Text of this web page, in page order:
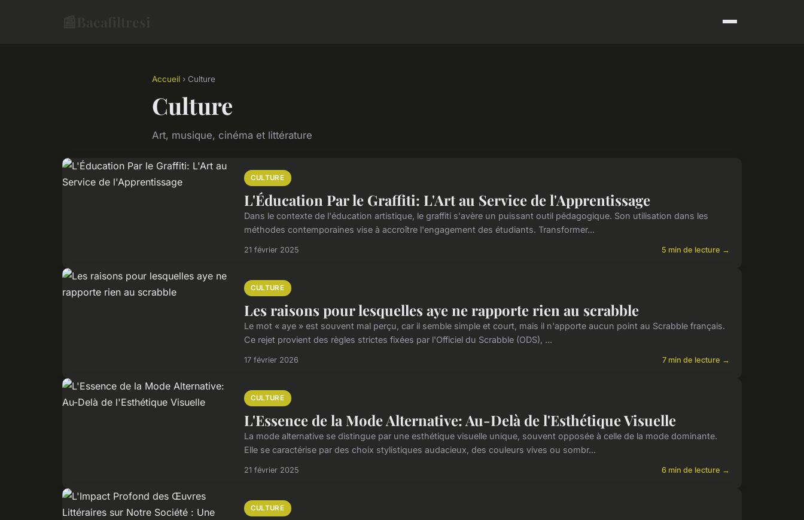
Accueil › Culture
Culture
Art, musique, cinéma et littérature
CULTURE
L'Éducation Par le Graffiti: L'Art au Service de l'Apprentissage
Dans le contexte de l'éducation artistique, le graffiti s'avère un puissant outil pédagogique. Son utilisation dans les
méthodes contemporaines vise à accroître l'engagement des étudiants. Transformer...
21 février 2025 5 min de lecture →
CULTURE
Les raisons pour lesquelles aye ne rapporte rien au scrabble
Le mot « aye » est souvent mal perçu, car il semble simple et court, mais il n'apporte aucun point au Scrabble français.
Ce rejet provient des règles strictes fixées par l'Officiel du Scrabble (ODS), ...
17 février 2026 7 min de lecture →
CULTURE
L'Essence de la Mode Alternative: Au-Delà de l'Esthétique Visuelle
La mode alternative se distingue par une esthétique visuelle unique, souvent opposée à celle de la mode dominante.
Elle se caractérise par des choix stylistiques audacieux, des couleurs vives ou sombr...
21 février 2025 6 min de lecture →
CULTURE